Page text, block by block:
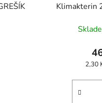
Klimakterin
2,30